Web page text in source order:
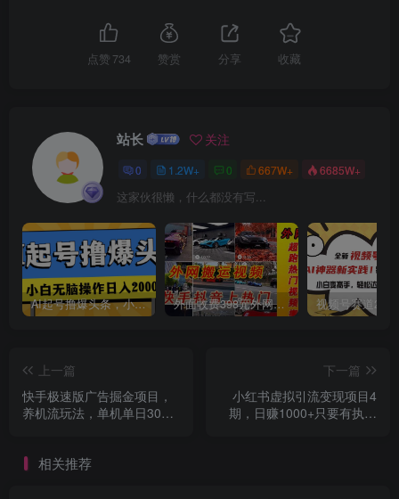
点赞 734 赞赏 分享 收藏
站长 关注
0 1.2W+ 0 667W+ 6685W+
这家伙很懒，什么都没有写...
AI起号撸爆头条，小白也能操作，日入2000+ 外面收费398元外网超跑豪车汽车视频搬运至快手抖音上热门项目
上一篇
快手极速版广告掘金项目，
养机流玩法，单机单日30—
下一篇
小红书虚拟引流变现项目4
期，日赚1000+只要有执行
相关推荐